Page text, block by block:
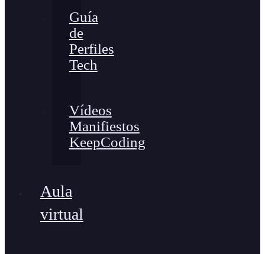
Guía
de
Perfiles
Tech
Vídeos
Manifiestos
KeepCoding
Aula
virtual